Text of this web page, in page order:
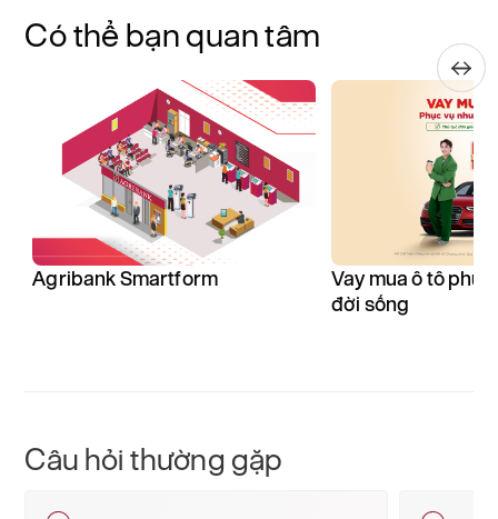
Có thể bạn quan tâm
Agribank Smartform
Vay mua ô tô
đời sống
Câu hỏi thường gặp